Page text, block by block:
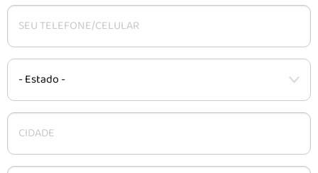
CARACTERÍSTICAS
INSTALAÇÃO
CONTATO